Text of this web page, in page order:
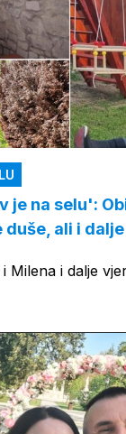
je na selu':
ali i
Milena i dalje